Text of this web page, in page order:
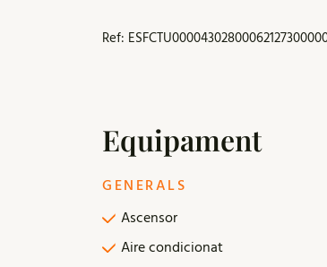
Ref:
Equipament
GENERALS
Ascensor
Aire condicionat